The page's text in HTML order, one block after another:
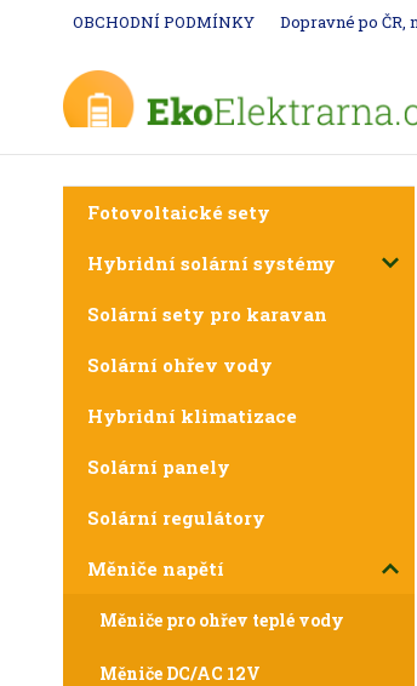
OBCHODNÍ PODMÍNKY Dopravné po ČR,
Fotovoltaické sety
Hybridní solární systémy
Solární sety pro karavan
Solární ohřev vody
Hybridní klimatizace
Solární panely
Solární regulátory
Měniče napětí
Měniče pro ohřev teplé vody
Měniče DC/AC 12V